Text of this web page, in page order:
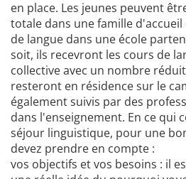
en place. Les jeunes peuvent
totale dans une famille
de langue dans une école
soit, ils recevront les cours de
collective avec un nombre
resteront en résidence sur le
également suivis par des
dans l'enseignement. En ce qui
séjour linguistique, pour une
devez prendre en compte :
vos objectifs et vos besoins : il